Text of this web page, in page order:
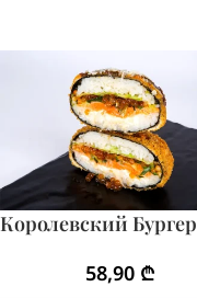
Королевский Бургер
58,90 ₾